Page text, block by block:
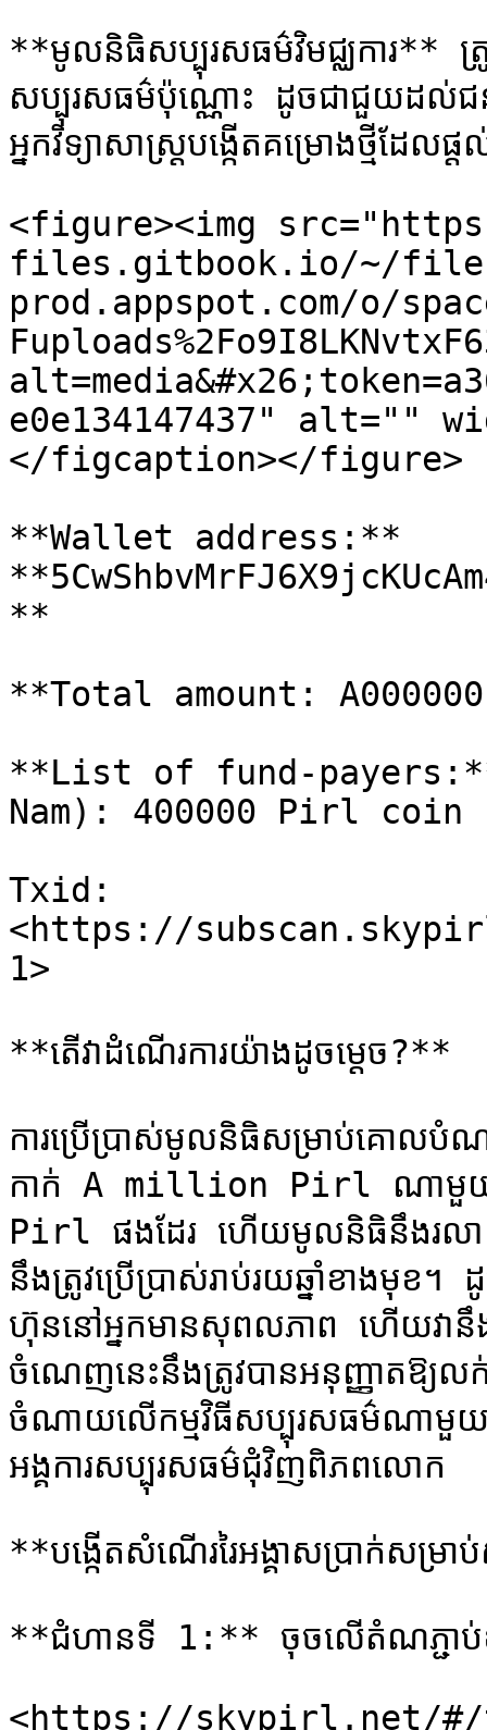
**មូលនិធិសប្បុរសធម៌វិមជ្ឈការ** ត្
សប្បុរសធម៌ប៉ុណ្ណោះ ដូចជាជួយដល់ជន
អ្នកវិទ្យាសាស្ត្របង្កើតគម្រោងថ្មី
<figure><img
files.gitbook.io/~/
prod.appspot.com/o/
e0e134147437" alt=""
</figcaption></figure>
**Wallet address:**
**
**Total amount:
**List of fund-
Nam): 400000 Pirl coin
Txid:
<https://
1>​
**តើវាដំណើរការយ៉ាងដូចម្តេច?**
ការប្រើប្រាស់មូលនិធិសម្រាប់គោលបំ
កាក់ A million Pirl ណាមួយឡើ
Pirl ផងដែរ ហើយមូលនិធិនឹងរលា
នឹងត្រូវប្រើប្រាស់រាប់រយឆ្នាំខាង
ហ៊ុន​នៅ​អ្នក​មាន​សុពលភាព ហើយ​វា​នឹង​ទ
ចំណេញ​នេះ​នឹង​ត្រូវ​បាន​អនុញ្ញាត​ឱ្យ​ល
ចំណាយ​លើ​កម្មវិធី​សប្បុរសធម៌​ណា​មួយ​
អង្គការ​សប្បុរសធម៌​ជុំវិញ​ពិភពលោក
**បង្កើតសំណើររៃអង្គាសប្រាក់សម្រ
**ជំហានទី 1:** ចុចលើតំណភ្ជាប់
​<https://skypirl.net/#/